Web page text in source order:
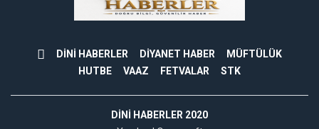
DİNİ HABERLER DİYANET HABER
MÜFTÜLÜK
HUTBE
VAAZ FETVALAR STK
DINI HABERLER 2020